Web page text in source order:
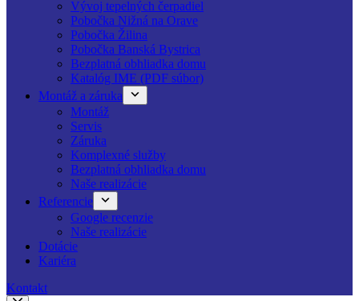
Vývoj tepelných čerpadiel
Pobočka Nižná na Orave
Pobočka Žilina
Pobočka Banská Bystrica
Bezplatná obhliadka domu
Katalóg IME (PDF súbor)
Montáž a záruka
Montáž
Servis
Záruka
Komplexné služby
Bezplatná obhliadka domu
Naše realizácie
Referencie
Google recenzie
Naše realizácie
Dotácie
Kariéra
Kontakt